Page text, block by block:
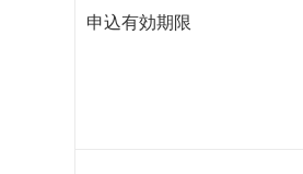
申込有効期限